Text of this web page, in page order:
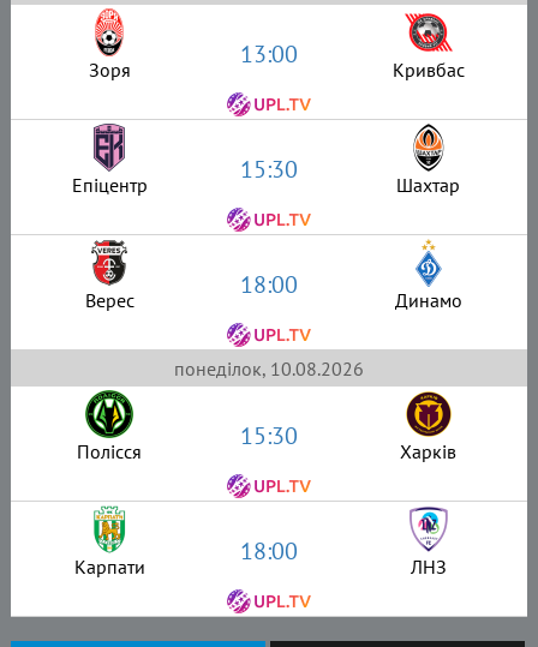
Зоря 13:00 Кривбас
Епіцентр 15:30 Шахтар
Верес 18:00 Динамо
понеділок, 10.08.2026
Полісся 15:30 Харків
Карпати 18:00 ЛНЗ